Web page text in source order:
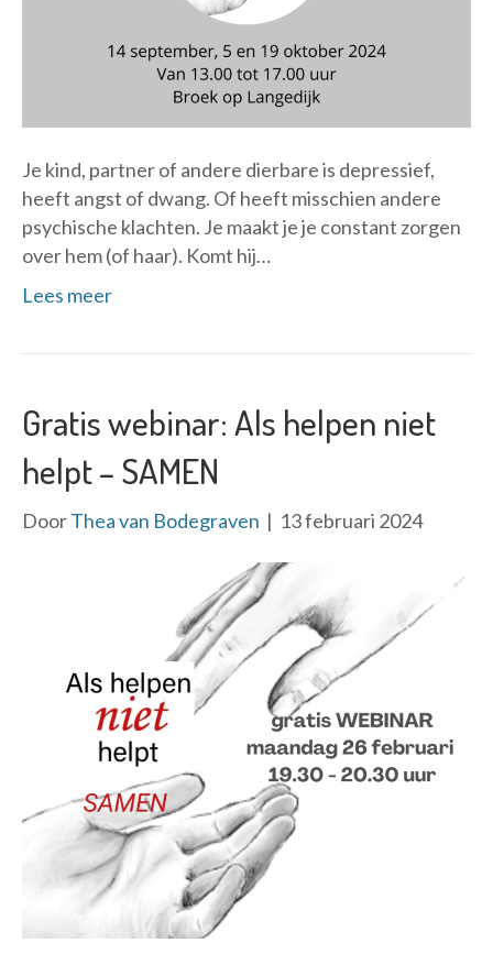
Je kind, partner of andere dierbare is depressief,
heeft angst of dwang. Of heeft misschien andere
psychische klachten. Je maakt je je constant zorgen
over hem (of haar). Komt hij…
Lees meer
Gratis webinar: Als helpen niet
helpt – SAMEN
DoorThea van Bodegraven | 13 februari 2024